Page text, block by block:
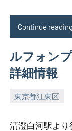
Continue reading
ルフォン
詳細情報
東京都江東区
SEZIMO
清澄白河駅より